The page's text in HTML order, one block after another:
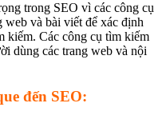
trong SEO vì các công cụ
web và bài viết để xác định
kiếm. Các công cụ tìm kiếm
dùng các trang web và nội
đến SEO: